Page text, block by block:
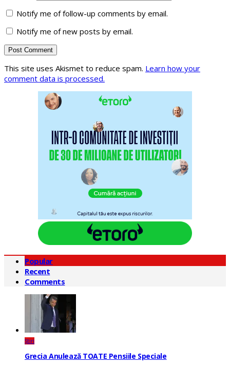
Notify me of follow-up comments by email.
Notify me of new posts by email.
This site uses Akismet to reduce spam. Learn how your
comment data is processed.
Popular
Recent
Comments
Știri
Grecia Anulează TOATE Pensiile Speciale